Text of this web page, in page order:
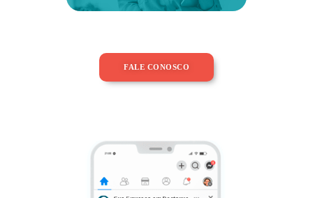
FALE CONOSCO